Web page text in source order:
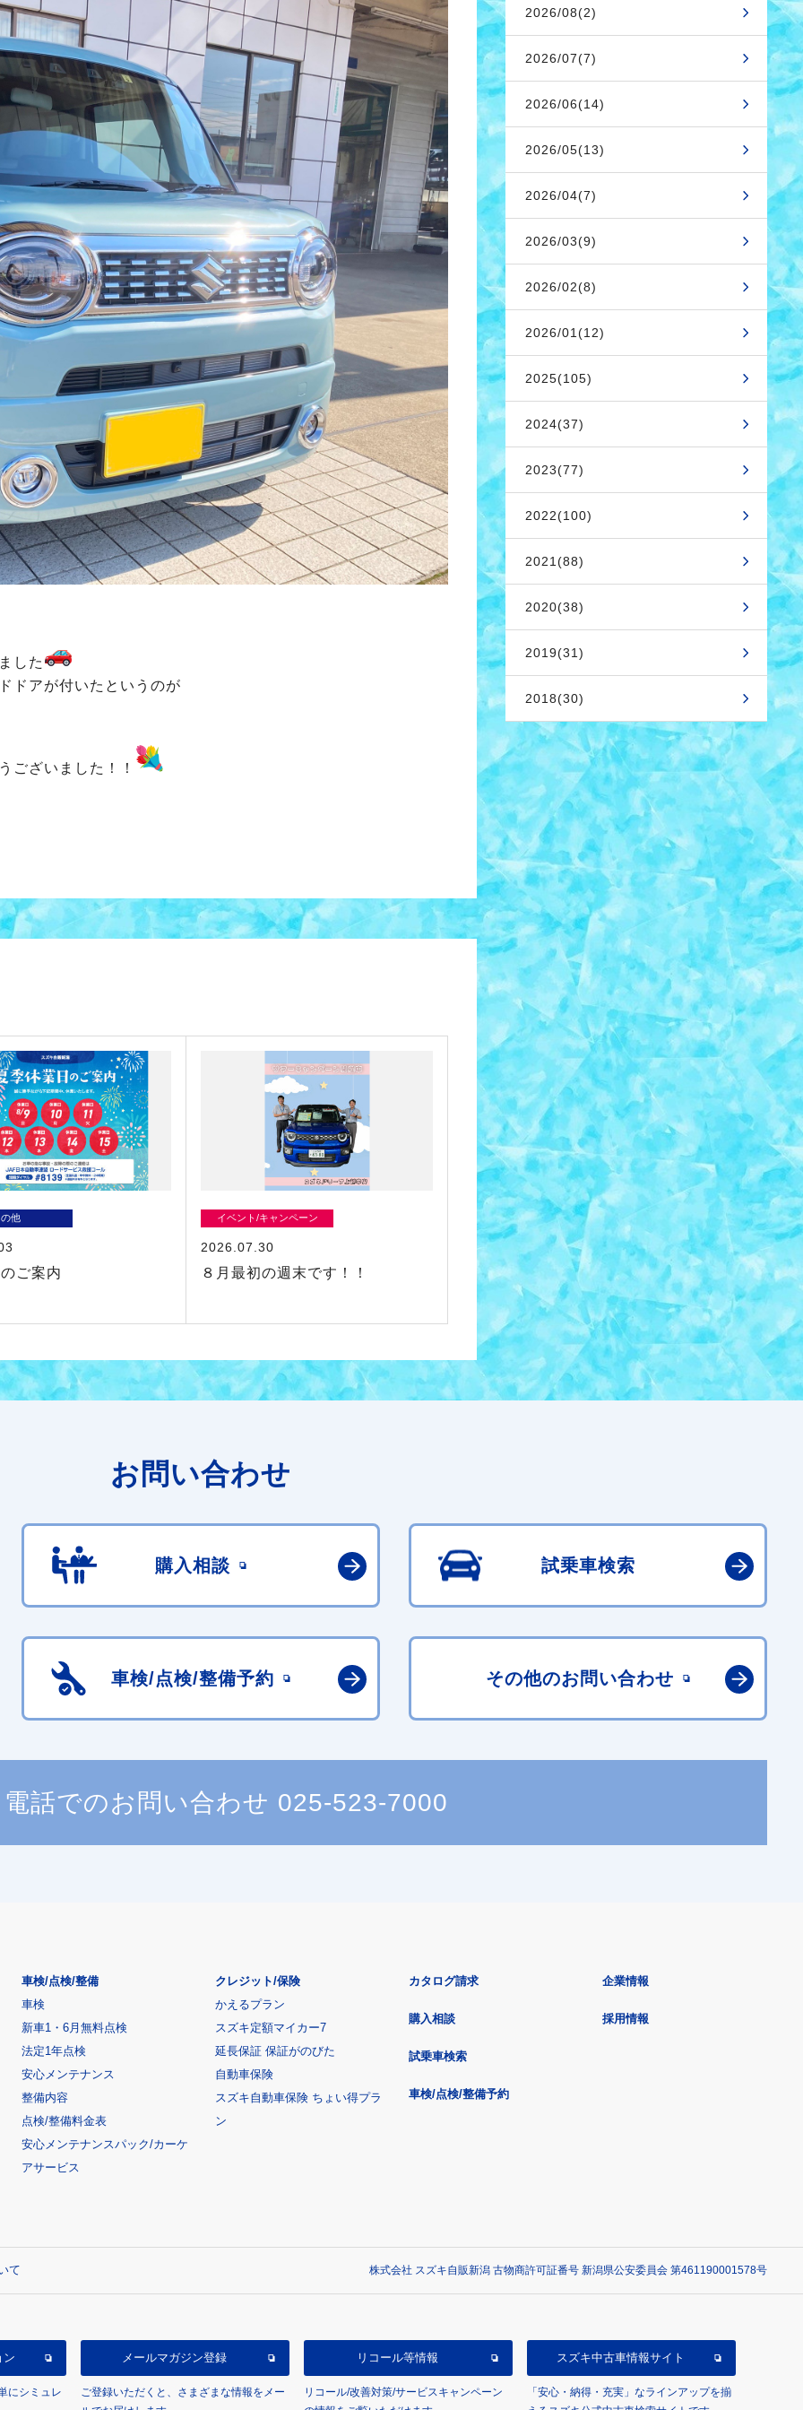
した
ドアが付いたというのが
ございました！！
他
ご案内
イベント/キャンペーン
2026.07.30
８月最初の週末です！！
2026/08(2)
2026/07(7)
2026/06(14)
2026/05(13)
2026/04(7)
2026/03(9)
2026/02(8)
2026/01(12)
2025(105)
2024(37)
2023(77)
2022(100)
2021(88)
2020(38)
2019(31)
2018(30)
お問い合わせ
購入相談 試乗車検索
車検/点検/整備予約 その他のお問い合わせ
電話でのお問い合わせ 025-523-7000
車検/点検/整備
車検
新車1・6月無料点検
法定1年点検
安心メンテナンス
整備内容
点検/整備料金表
安心メンテナンスパック/カーケ
アサービス
クレジット/保険
かえるプラン
スズキ定額マイカー7
延長保証 保証がのびた
自動車保険
スズキ自動車保険 ちょい得プラ
ン
カタログ請求
購入相談
試乗車検索
車検/点検/整備予約
企業情報
採用情報
て 株式会社 スズキ自販新潟 古物商許可証番号 新潟県公安委員会 第461190001578号
ン
にシミュレ
メールマガジン登録
ご登録いただくと、さまざまな情報をメー
リコール等情報
リコール/改善対策/サービスキャンペーン
スズキ中古車情報サイト
「安心・納得・充実」なラインアップを揃